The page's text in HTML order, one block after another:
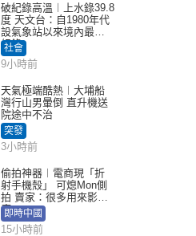
破紀錄高溫︱上水錄39.8
度 天文台：自1980年代
設氣象站以來境內最高
紀錄
社會
9小時前
天氣極端酷熱︱大埔船
灣行山男暈倒 直升機送
院途中不治
突發
3小時前
偷拍神器︱電商現「折
射手機殼」 可熄Mon側
拍 賣家：很多用來影裙
底即時中國
15小時前